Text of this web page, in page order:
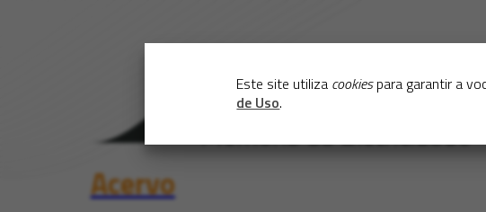
Este site utiliza cookiespara garantir a
de Uso.
Acervo